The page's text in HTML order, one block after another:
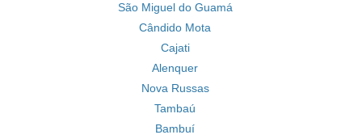
São Miguel do Guamá
Cândido Mota
Cajati
Alenquer
Nova Russas
Tambaú
Bambuí